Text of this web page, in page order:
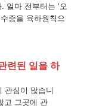
. 얼마 전부터는 ‘오
증을 육하원칙으
련된 일을 하
관심이 많습니
고 그곳에 관